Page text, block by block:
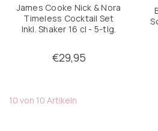
James Cooke Nick & Nora
Timeless Cocktail Set
Inkl. Shaker 16 cl - 5-tlg.
€29,95
10 von 10 Artikeln